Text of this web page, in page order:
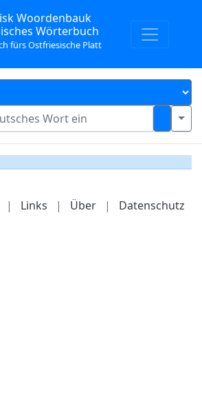
Woordenbauk
Wörterbuch
fürs Ostfriesische Platt
| Links | Über | Datenschutz